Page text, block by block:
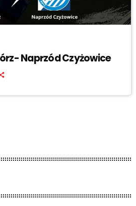
Naprzód Czyżowice